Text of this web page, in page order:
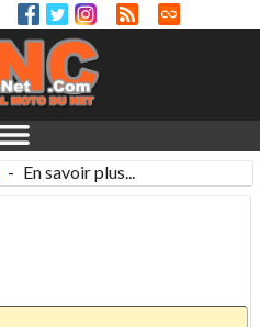
- En savoir plus...